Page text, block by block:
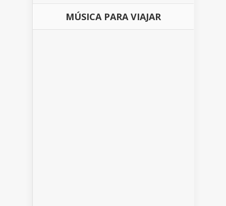
MÚSICA PARA VIAJAR